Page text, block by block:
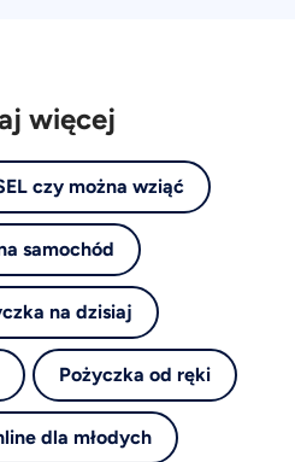
więcej
czy można wziąć
samochód
na dzisiaj
Pożyczka od ręki
dla młodych